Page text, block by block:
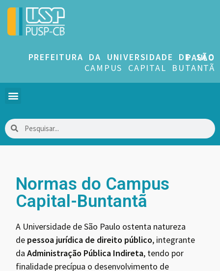
PREFEITURA DA UNIVERSIDADE DE SÃO PAULO
CAMPUS CAPITAL BUTANTÃ
Normas do Campus
Capital-Buntantã
A Universidade de São Paulo ostenta natureza
de pessoa jurídica de direito público, integrante
daAdministração Pública Indireta, tendo por
finalidade precípua o desenvolvimento de